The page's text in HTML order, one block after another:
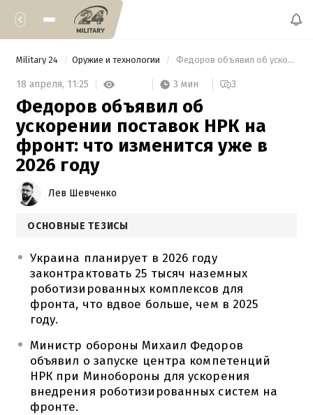
Military 24 Оружие и технологии Федоров объявил об ускорении поставок НРК на фронт: что изменится уже в 2026 году
18 апреля, 11:25 3 мин 3
Федоров объявил об
ускорении поставок НРК на
фронт: что изменится уже в
2026 году
Лев Шевченко
ОСНОВНЫЕ ТЕЗИСЫ
Украина планирует в 2026 году
законтрактовать 25 тысяч наземных
роботизированных комплексов для
фронта, что вдвое больше, чем в 2025
году.
Министр обороны Михаил Федоров
объявил о запуске центра компетенций
НРК при Минобороны для ускорения
внедрения роботизированных систем на
фронте.